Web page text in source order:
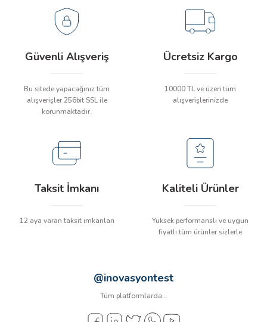
Güvenli Alışveriş
Bu sitede yapacağınız tüm
alışverişler 256bit SSL ile
korunmaktadır.
Ücretsiz Kargo
10000 TL ve üzeri tüm
alışverişlerinizde
Taksit İmkanı
12 aya varan taksit imkanları
Kaliteli Ürünler
Yüksek performanslı ve uygun
fiyatlı tüm ürünler sizlerle
@inovasyontest
Tüm platformlarda...